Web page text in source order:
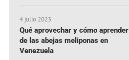
4 julio 2023
Qué aprovechar y cómo aprender
de las abejas meliponas en
Venezuela